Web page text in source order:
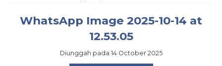
WhatsApp Image 2025-10-14 at
12.53.05
Diunggah pada 14 October 2025